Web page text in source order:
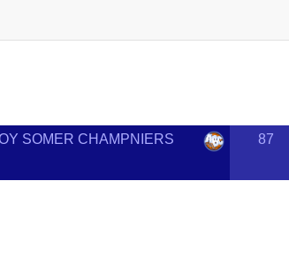
SOMER CHAMPNIERS
87